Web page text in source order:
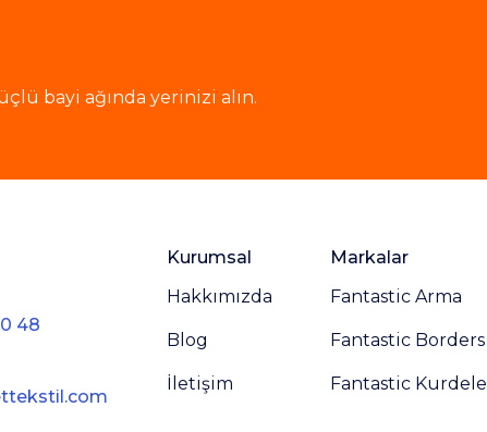
bayi ağında yerinizi alın.
48
Kurumsal
Hakkımızda
Blog
İletişim
Markalar
Fantastic Arma
Fantastic Borders
Fantastic Kurdele